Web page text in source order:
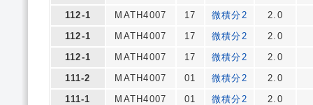
112-1
MATH4007 17 微積分2
2.0
112-1
MATH4007 17 微積分2
2.0
112-1
MATH4007 17 微積分2
2.0
111-2
MATH4007 01 微積分2
2.0
111-1
MATH4007 01 微積分2
2.0